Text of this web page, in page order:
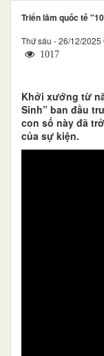
Triển lãm quốc tế
Thứ sáu - 26/12/2025
1017
Khởi xướng từ
Sinh” ban đầu
con số này đã
của sự kiện.